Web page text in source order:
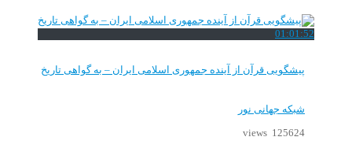
01:01:52
پیشگویی قرآن از آینده جمهوری اسلامی ایران – به گواهی تاریخ
شبکه جهانی نور
125624 views